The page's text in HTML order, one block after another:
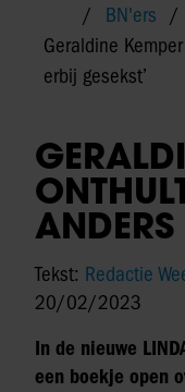
BN'ers
Geraldine
erbij gesekst’
ANDERS
Tekst: Redactie
20/02/2023
In de nieuwe
een boekje open